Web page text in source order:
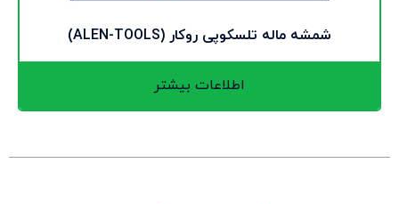
شمشه ماله تلسکوپی روکار (ALEN-TOOLS)
اطلاعات بیشتر